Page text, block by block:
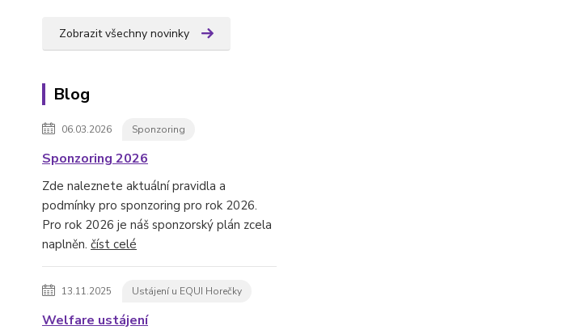
Zobrazit všechny novinky
Blog
06.03.2026 Sponzoring
Sponzoring 2026
Zde naleznete aktuální pravidla a
podmínky pro sponzoring pro rok 2026.
Pro rok 2026 je náš sponzorský plán zcela
naplněn. číst celé
13.11.2025 Ustájení u EQUI Horečky
Welfare ustájení